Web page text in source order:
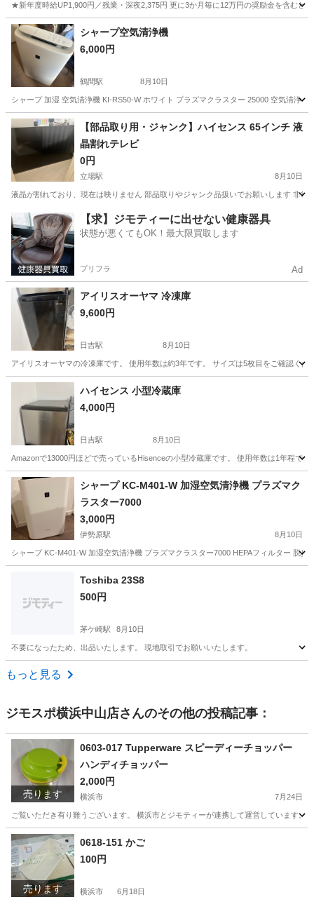
★新年度時給UP1,900円／残業・深夜2,375円 更に3か月毎に12万円の奨励金を含む
神奈川 藤沢市 その他
シャープ空気清浄機
6,000円
鶴間駅 8月10日
シャープ 加湿 空気清浄機 KI-RS50-W ホワイト プラズマクラスター 25000 空気清浄
神奈川 大和市 鶴間駅 季節、空調家電 シャープ
【部品取り用・ジャンク】ハイセンス 65インチ 液
晶割れテレビ
0円
立場駅 8月10日
液晶が割れており、現在は映りません 部品取りやジャンク品扱いでお願いします 非
神奈川 横浜市 立場駅 テレビ
【求】ジモティーに出せない健康器具
状態が悪くてもOK！最大限買取します
プリフラ Ad
アイリスオーヤマ 冷凍庫
9,600円
日吉駅 8月10日
アイリスオーヤマの冷凍庫です。 使用年数は約3年です。 サイズは5枚目をご確認く
神奈川 横浜市 日吉駅 キッチン家電
ハイセンス 小型冷蔵庫
4,000円
日吉駅 8月10日
Amazonで13000円ほどで売っているHisenceの小型冷蔵庫です。 使用年数は1年程で
神奈川 横浜市 日吉駅 キッチン家電
シャープ KC-M401-W 加湿空気清浄機 プラズマク
ラスター7000
3,000円
伊勢原駅 8月10日
シャープ KC-M401-W 加湿空気清浄機 プラズマクラスター7000 HEPAフィルター 脱
Toshiba 23S8
500円
茅ケ崎駅 8月10日
不要になったため、出品いたします。 現地取引でお願いいたします。
神奈川 茅ヶ崎市
もっと見る
ジモスポ横浜中山店さんのその他の投稿記事：
売ります
0603-017 Tupperware スピーディーチョッパー
ハンディチョッパー
2,000円
横浜市 7月24日
ご覧いただき有り難うございます。 横浜市とジモティーが連携して運営していま
神奈川 横浜市
売ります
0618-151 かご
100円
横浜市 6月18日